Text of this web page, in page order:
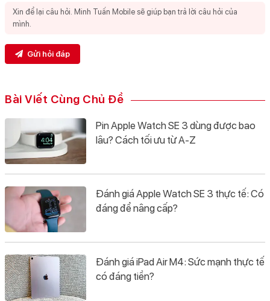
Gửi hỏi đáp
Bài Viết Cùng Chủ Đề
Pin Apple Watch SE 3 dùng được bao
lâu? Cách tối ưu từ A-Z
Đánh giá Apple Watch SE 3 thực tế: Có
đáng để nâng cấp?
Đánh giá iPad Air M4: Sức mạnh thực tế
có đáng tiền?